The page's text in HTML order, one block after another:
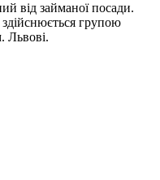
від займаної посади.
групою
Львові.